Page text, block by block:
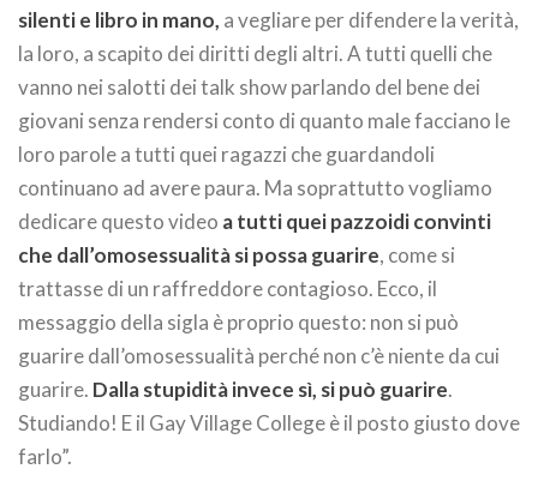
silenti e libro in mano, a vegliare per difendere la verità,
la loro, a scapito dei diritti degli altri. A tutti quelli che
vanno nei salotti dei talk show parlando del bene dei
giovani senza rendersi conto di quanto male facciano le
loro parole a tutti quei ragazzi che guardandoli
continuano ad avere paura. Ma soprattutto vogliamo
dedicare questo video a tutti quei pazzoidi convinti
che dall’omosessualità si possa guarire, come si
trattasse di un raffreddore contagioso. Ecco, il
messaggio della sigla è proprio questo: non si può
guarire dall’omosessualità perché non c’è niente da cui
guarire. Dalla stupidità invece sì, si può guarire.
Studiando! E il Gay Village College è il posto giusto dove
farlo”.